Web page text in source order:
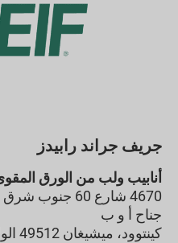
جريف جراند رابيدز
أنابيب ولب من الورق
4670 شارع 60 جنوب شرق
جناح أ و ب
كينتوود، ميشيغان 49512